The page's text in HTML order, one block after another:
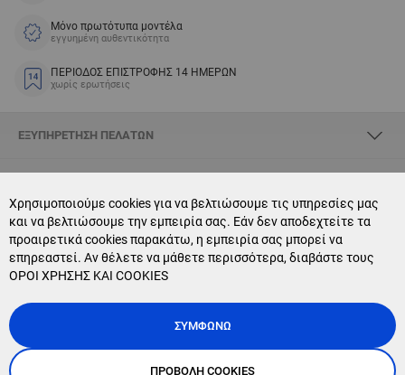
Χρησιμοποιούμε cookies για να βελτιώσουμε τις υπηρεσίες μας
και να βελτιώσουμε την εμπειρία σας. Εάν δεν αποδεχτείτε τα
προαιρετικά cookies παρακάτω, η εμπειρία σας μπορεί να
επηρεαστεί. Αν θέλετε να μάθετε περισσότερα, διαβάστε τους
ΟΡΟΙ ΧΡΗΣΗΣ ΚΑΙ COOKIES
ΣΥΜΦΩΝΏ
ΠΡΟΒΟΛΉ COOKIES
Μόνο πρωτότυπα μοντέλα
εγγυημένη αυθεντικότητα
ΠΕΡΙΟΔΟΣ ΕΠΙΣΤΡΟΦΗΣ 14 ΗΜΕΡΩΝ
χωρίς ερωτήσεις
ΕΞΥΠΗΡΈΤΗΣΗ ΠΕΛΑΤΏΝ
CONTACT US
NEWSLETTER SUBSCRIPTION
Copyright © 2025, Sky Optic. All Rights Reserved.